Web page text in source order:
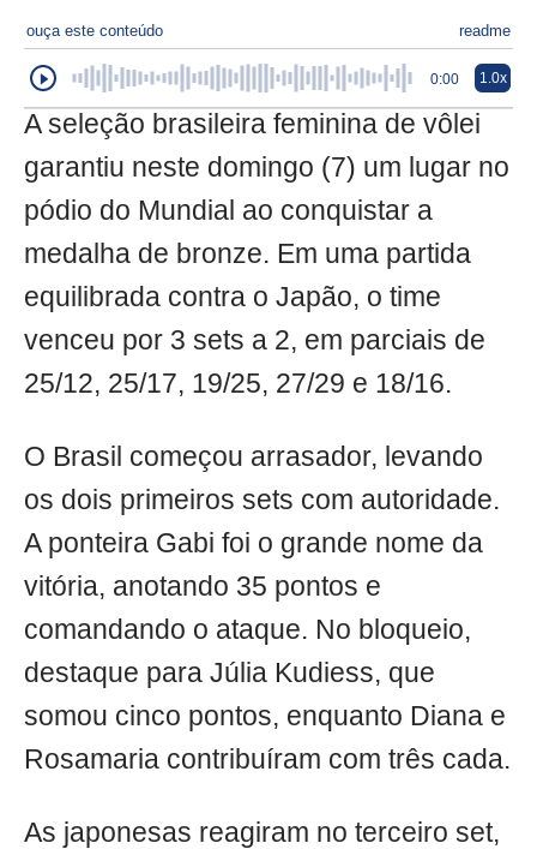
ouça este conteúdo readme
0:00 1.0x
A seleção brasileira feminina de vôlei
garantiu neste domingo (7) um lugar no
pódio do Mundial ao conquistar a
medalha de bronze. Em uma partida
equilibrada contra o Japão, o time
venceu por 3 sets a 2, em parciais de
25/12, 25/17, 19/25, 27/29 e 18/16.
O Brasil começou arrasador, levando
os dois primeiros sets com autoridade.
A ponteira Gabi foi o grande nome da
vitória, anotando 35 pontos e
comandando o ataque. No bloqueio,
destaque para Júlia Kudiess, que
somou cinco pontos, enquanto Diana e
Rosamaria contribuíram com três cada.
As japonesas reagiram no terceiro set,